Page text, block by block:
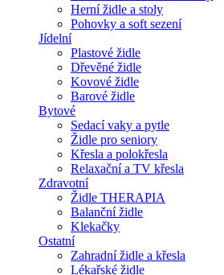
Herní židle a stoly
Pohovky a soft sezení
Jídelní
Plastové židle
Dřevěné židle
Kovové židle
Barové židle
Bytové
Sedací vaky a pytle
Židle pro seniory
Křesla a polokřesla
Relaxační a TV křesla
Zdravotní
Židle THERAPIA
Balanční židle
Klekačky
Ostatní
Zahradní židle a křesla
Lékařské židle